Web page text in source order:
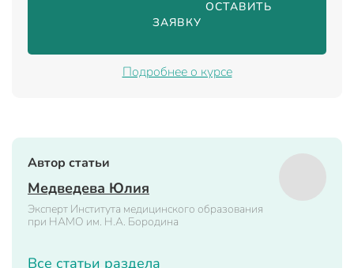
                                ОСТАВИТЬ
ЗАЯВКУ
Подробнее о курсе
Автор статьи
Медведева Юлия
Эксперт Института медицинского образования
при НАМО им. Н.А. Бородина
Все статьи раздела